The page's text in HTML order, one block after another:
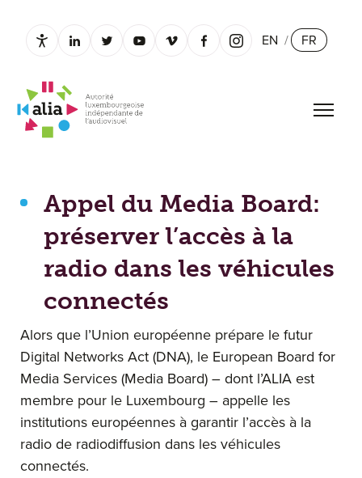
Paramètres d’accessibilité
linkedin.com
twitter.com
youtube.com
vimeo.com
facebook.com
instagram.com
EN / FR
Ouvrir
Appel du Media Board:
préserver l’accès à la
radio dans les véhicules
connectés
Alors que l’Union européenne prépare le futur
Digital Networks Act (DNA), le European Board for
Media Services (Media Board) – dont l’ALIA est
membre pour le Luxembourg – appelle les
institutions européennes à garantir l’accès à la
radio de radiodiffusion dans les véhicules
connectés.